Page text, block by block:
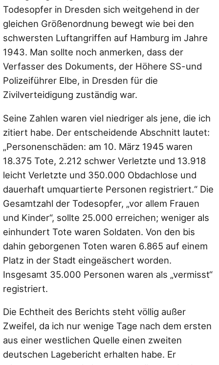
Todesopfer in Dresden sich weitgehend in der
gleichen Größenordnung bewegt wie bei den
schwersten Luftangriffen auf Hamburg im Jahre
1943. Man sollte noch anmerken, dass der
Verfasser des Dokuments, der Höhere SS-und
Polizeiführer Elbe, in Dresden für die
Zivilverteidigung zuständig war.
Seine Zahlen waren viel niedriger als jene, die ich
zitiert habe. Der entscheidende Abschnitt lautet:
„Personenschäden: am 10. März 1945 waren
18.375 Tote, 2.212 schwer Verletzte und 13.918
leicht Verletzte und 350.000 Obdachlose und
dauerhaft umquartierte Personen registriert.“ Die
Gesamtzahl der Todesopfer, „vor allem Frauen
und Kinder“, sollte 25.000 erreichen; weniger als
einhundert Tote waren Soldaten. Von den bis
dahin geborgenen Toten waren 6.865 auf einem
Platz in der Stadt eingeäschert worden.
Insgesamt 35.000 Personen waren als „vermisst“
registriert.
Die Echtheit des Berichts steht völlig außer
Zweifel, da ich nur wenige Tage nach dem ersten
aus einer westlichen Quelle einen zweiten
deutschen Lagebericht erhalten habe. Er